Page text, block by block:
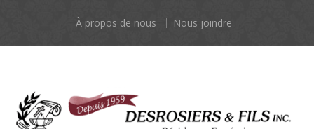
À propos de nous Nous joindre